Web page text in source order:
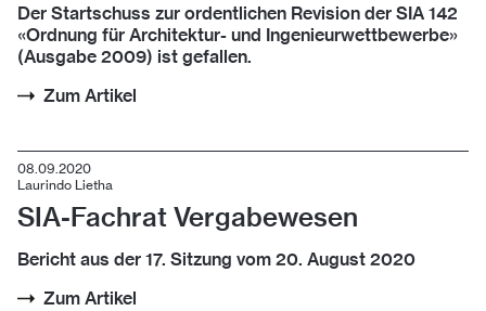
Der Startschuss zur ordentlichen Revision der SIA 142
«Ordnung für Architektur- und Ingenieurwettbewerbe»
(Ausgabe 2009) ist gefallen.
Zum Artikel
08.09.2020
Laurindo Lietha
SIA-Fachrat Vergabewesen
Bericht aus der 17. Sitzung vom 20. August 2020
Zum Artikel